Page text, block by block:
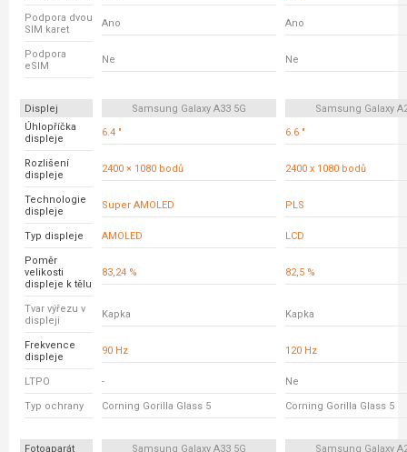
Podpora dvou
SIM karet
Ano Ano
Podpora
eSIM
Ne Ne
Displej Samsung Galaxy A33 5G
Samsung Galaxy
Úhlopříčka
displeje
6.4 " 6.6 "
Rozlišení
displeje
2400 × 1080 bodů 2400 x 1080 bodů
Technologie
displeje
Super AMOLED PLS
Typ displeje AMOLED LCD
Poměr
velikosti
displeje k tělu
83,24 % 82,5 %
Tvar výřezu v
displeji
Kapka Kapka
Frekvence
displeje
90 Hz 120 Hz
LTPO - Ne
Typ ochrany Corning Gorilla Glass 5 Corning Gorilla Glass 5
Fotoaparát Samsung Galaxy A33 5G Samsung Galaxy